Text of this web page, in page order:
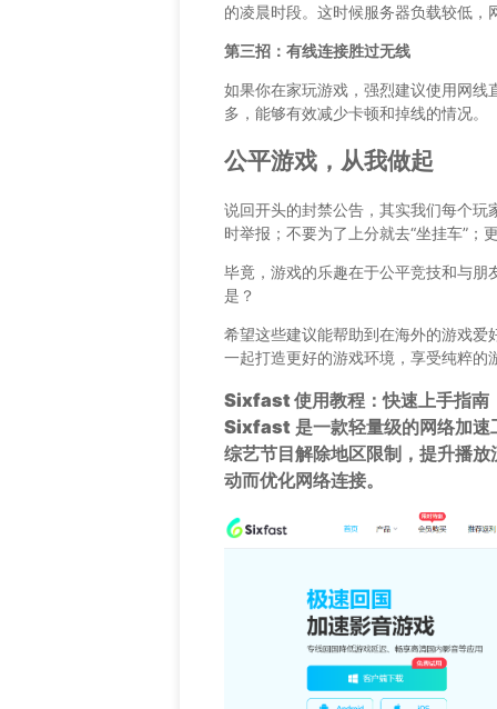
的凌晨时段。这时候服务器负载较低，
第三招：有线连接胜过无线
如果你在家玩游戏，强烈建议使用网线
多，能够有效减少卡顿和掉线的情况。
公平游戏，从我做起
说回开头的封禁公告，其实我们每个
时举报；不要为了上分就去“坐挂车”；
毕竟，游戏的乐趣在于公平竞技和与
是？
希望这些建议能帮助到在海外的游戏
一起打造更好的游戏环境，享受纯粹的
Sixfast 使用教程：快速上手指南
Sixfast 是一款轻量级的网络加
综艺节目解除地区限制，提升播
动而优化网络连接。